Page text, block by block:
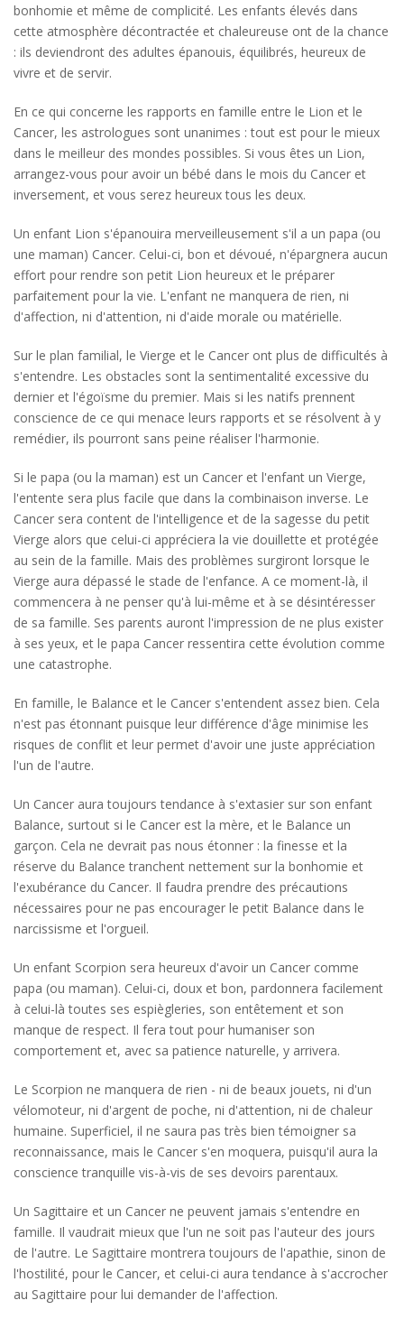
bonhomie et même de complicité. Les enfants élevés dans
cette atmosphère décontractée et chaleureuse ont de la chance
: ils deviendront des adultes épanouis, équilibrés, heureux de
vivre et de servir.
En ce qui concerne les rapports en famille entre le Lion et le
Cancer, les astrologues sont unanimes : tout est pour le mieux
dans le meilleur des mondes possibles. Si vous êtes un Lion,
arrangez-vous pour avoir un bébé dans le mois du Cancer et
inversement, et vous serez heureux tous les deux.
Un enfant Lion s'épanouira merveilleusement s'il a un papa (ou
une maman) Cancer. Celui-ci, bon et dévoué, n'épargnera aucun
effort pour rendre son petit Lion heureux et le préparer
parfaitement pour la vie. L'enfant ne manquera de rien, ni
d'affection, ni d'attention, ni d'aide morale ou matérielle.
Sur le plan familial, le Vierge et le Cancer ont plus de difficultés à
s'entendre. Les obstacles sont la sentimentalité excessive du
dernier et l'égoïsme du premier. Mais si les natifs prennent
conscience de ce qui menace leurs rapports et se résolvent à y
remédier, ils pourront sans peine réaliser l'harmonie.
Si le papa (ou la maman) est un Cancer et l'enfant un Vierge,
l'entente sera plus facile que dans la combinaison inverse. Le
Cancer sera content de l'intelligence et de la sagesse du petit
Vierge alors que celui-ci appréciera la vie douillette et protégée
au sein de la famille. Mais des problèmes surgiront lorsque le
Vierge aura dépassé le stade de l'enfance. A ce moment-là, il
commencera à ne penser qu'à lui-même et à se désintéresser
de sa famille. Ses parents auront l'impression de ne plus exister
à ses yeux, et le papa Cancer ressentira cette évolution comme
une catastrophe.
En famille, le Balance et le Cancer s'entendent assez bien. Cela
n'est pas étonnant puisque leur différence d'âge minimise les
risques de conflit et leur permet d'avoir une juste appréciation
l'un de l'autre.
Un Cancer aura toujours tendance à s'extasier sur son enfant
Balance, surtout si le Cancer est la mère, et le Balance un
garçon. Cela ne devrait pas nous étonner : la finesse et la
réserve du Balance tranchent nettement sur la bonhomie et
l'exubérance du Cancer. Il faudra prendre des précautions
nécessaires pour ne pas encourager le petit Balance dans le
narcissisme et l'orgueil.
Un enfant Scorpion sera heureux d'avoir un Cancer comme
papa (ou maman). Celui-ci, doux et bon, pardonnera facilement
à celui-là toutes ses espiègleries, son entêtement et son
manque de respect. Il fera tout pour humaniser son
comportement et, avec sa patience naturelle, y arrivera.
Le Scorpion ne manquera de rien - ni de beaux jouets, ni d'un
vélomoteur, ni d'argent de poche, ni d'attention, ni de chaleur
humaine. Superficiel, il ne saura pas très bien témoigner sa
reconnaissance, mais le Cancer s'en moquera, puisqu'il aura la
conscience tranquille vis-à-vis de ses devoirs parentaux.
Un Sagittaire et un Cancer ne peuvent jamais s'entendre en
famille. Il vaudrait mieux que l'un ne soit pas l'auteur des jours
de l'autre. Le Sagittaire montrera toujours de l'apathie, sinon de
l'hostilité, pour le Cancer, et celui-ci aura tendance à s'accrocher
au Sagittaire pour lui demander de l'affection.